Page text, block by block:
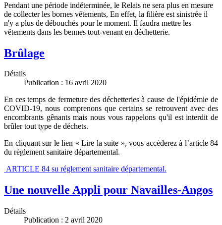
Pendant une période indéterminée, le Relais ne sera plus en mesure
de collecter les bornes vêtements, En effet, la filière est sinistrée il
n'y a plus de débouchés pour le moment. Il faudra mettre les
vêtements dans les bennes tout-venant en déchetterie.
Brûlage
Détails
Publication : 16 avril 2020
En ces temps de fermeture des déchetteries à cause de l'épidémie de
COVID-19, nous comprenons que certains se retrouvent avec des
encombrants gênants mais nous vous rappelons qu'il est interdit de
brûler tout type de déchets.
En cliquant sur le lien « Lire la suite », vous accéderez à l’article 84
du règlement sanitaire départemental.
ARTICLE 84 su réglement sanitaire départemental.
Une nouvelle Appli pour Navailles-Angos
Détails
Publication : 2 avril 2020